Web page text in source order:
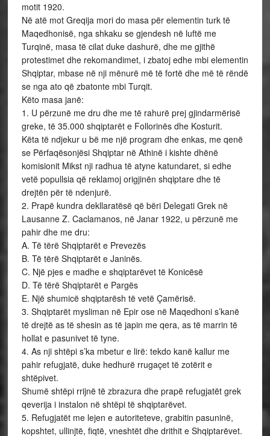
motit 1920.
Në atë mot Greqija mori do masa për elementin turk të
Maqedhonisë, nga shkaku se gjendesh në luftë me
Turqinë, masa të cilat duke dashurë, dhe me gjithë
protestimet dhe rekomandimet, i zbatoj edhe mbi elementin
Shqiptar, mbase në nji mënurë më të fortë dhe më të rëndë
se nga ato që zbatonte mbi Turqit.
Këto masa janë:
1. U përzunë me dru dhe me të rahurë prej gjindarmërisë
greke, të 35.000 shqiptarët e Follorinës dhe Kosturit.
Këta të ndjekur u bë me një program dhe enkas, me qenë
se Përfaqësonjësi Shqiptar në Athinë i kishte dhënë
komisionit Mikst nji radhua të atyne katundaret, si edhe
vetë popullsia që reklamoj origjinën shqiptare dhe të
drejtën për të ndenjurë.
2. Prapë kundra dekllaratësë që bëri Delegati Grek në
Lausanne Z. Caclamanos, në Janar 1922, u përzunë me
pahir dhe me dru:
A. Të tërë Shqiptarët e Prevezës
B. Të tërë Shqiptarët e Janinës.
C. Një pjes e madhe e shqiptarëvet të Konicësë
D. Të tërë Shqiptarët e Pargës
E. Një shumicë shqiptarësh të vetë Çamërisë.
3. Shqiptarët mysliman në Epir ose në Maqedhoni s’kanë
të drejtë as të shesin as të japin me qera, as të marrin të
hollat e pasunivet të tyne.
4. As nji shtëpi s’ka mbetur e lirë: tekdo kanë kallur me
pahir refugjatë, duke hedhurë rrugaçet të zotërit e
shtëpivet.
Shumë shtëpi rrijnë të zbrazura dhe prapë refugjatët grek
qeverija i instalon në shtëpi të shqiptarëvet.
5. Refugjatët me lejen e autoriteteve, grabitin pasuninë,
kopshtet, ullinjtë, fiqtë, vneshtët dhe drithit e Shqiptarëvet.